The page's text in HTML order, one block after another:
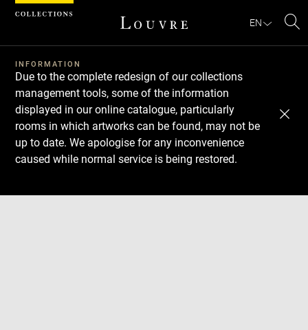
EN
INFORMATION
Due to the complete redesign of our collections
management tools, some of the information
displayed in our online catalogue, particularly
rooms in which artworks can be found, may not be
up to date. We apologise for any inconvenience
caused while normal service is being restored.
Download
Next
Previous
Cookies management panel